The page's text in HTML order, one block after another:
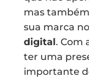
mas
sua marca
digital. Com
ter uma
importante